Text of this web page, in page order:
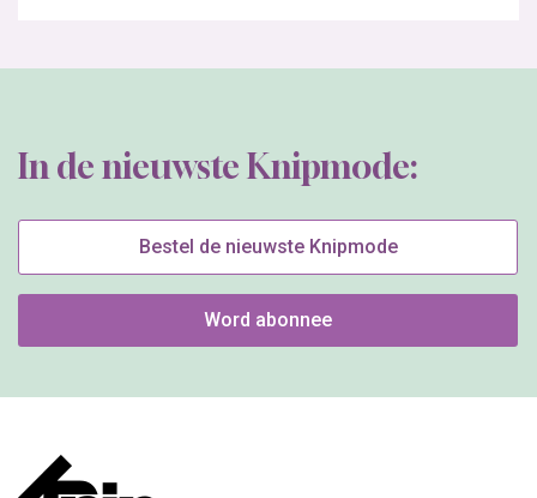
In de nieuwste Knipmode:
Bestel de nieuwste Knipmode
Word abonnee